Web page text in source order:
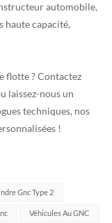
automobile,
haute capacité,
flotte ? Contactez
laissez-nous un
techniques, nos
!
Gnc Type 2
Véhicules Au GNC